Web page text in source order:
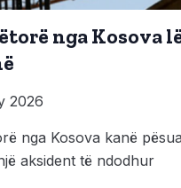
nga Kosova
2026
nga Kosova kanë
aksident të ndodhur